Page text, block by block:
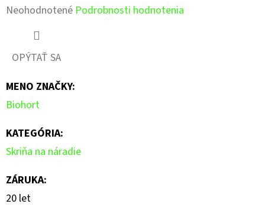
Priemerné
hodnotenie
produktu
0,0
z
5
hviezdičiek.
Neohodnotené Podrobnosti hodnotenia
OPÝTAŤ SA
MENO ZNAČKY:
Biohort
KATEGÓRIA:
Skriňa na náradie
ZÁRUKA:
20 let